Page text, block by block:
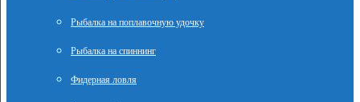
Рыбалка на поплавочную удочку
Рыбалка на спиннинг
Фидерная ловля